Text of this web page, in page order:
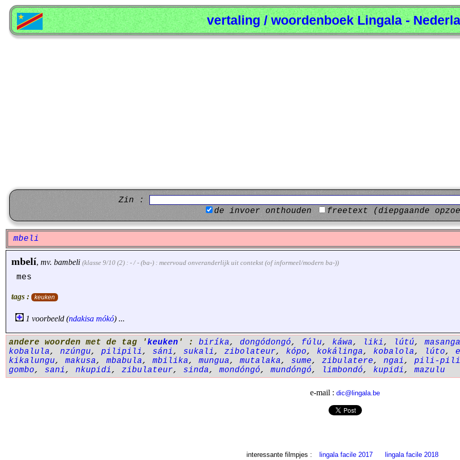
vertaling / woordenboek Lingala -
Zin :
de invoer onthouden
freetext (diepgaande
mbeli
mbelí, mv. bambeli (klasse 9/10 (2) : - / - (ba-) : meervoud onveranderlijk uit contekst (of informeel/modern ba-))
mes
tags : keuken
1 voorbeeld (ndakisa mókó) ...
andere woorden met de tag 'keuken ' : biríka, dongódongó, fúlu, káwa, liki, lútú, masanga
kobalula, nzúngu, pilipili, sáni, sukali, zibolateur, kópo, kokálinga, kobalola, lúto,
kikalungu, makusa, mbabula, mbilika, mungua, mutalaka, sume, zibulatere, ngai, pili-pili
gombo, sani, nkupidi, zibulateur, sinda, mondóngó, mundóngó, limbondó, kupidi, mazulu
e-mail : dic@lingala.be
interessante filmpjes : lingala facile 2017 lingala facile 2018